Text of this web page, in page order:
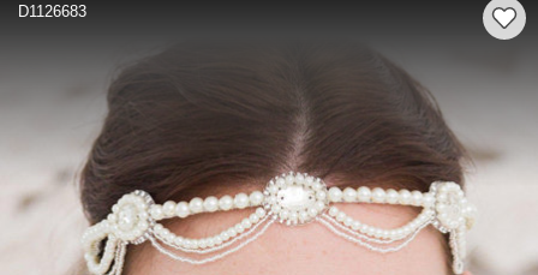
D1126683